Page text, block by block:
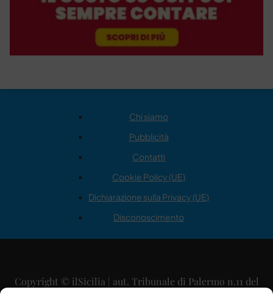
Chi siamo
Pubblicità
Contatti
Cookie Policy (UE)
Dichiarazione sulla Privacy (UE)
Disconoscimento
Copyright © ilSicilia | aut. Tribunale di Palermo n.11 del